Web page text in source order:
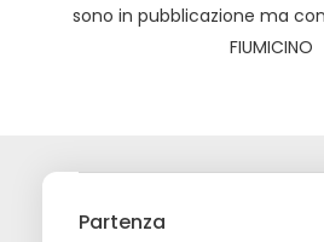
sono in pubblicazione ma
FIUMICINO
Partenza